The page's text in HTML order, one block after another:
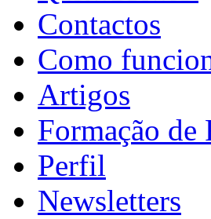
Contactos
Como
Artigos
Formação de
Perfil
Newsletters